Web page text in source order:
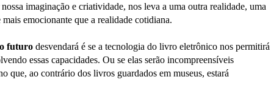
imaginação e criatividade, nos leva a uma outra realidade, uma
emocionante que a realidade cotidiana.
futuro desvendará é se a tecnologia do livro eletrônico nos permitirá
essas capacidades. Ou se elas serão incompreensíveis
que, ao contrário dos livros guardados em museus, estará